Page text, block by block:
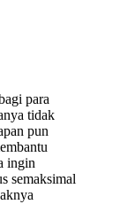
para
tidak
pun
ingin
semaksimal